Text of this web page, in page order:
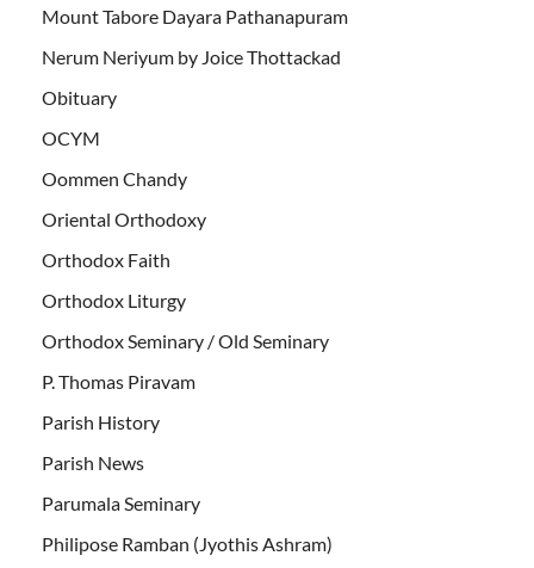
Mount Tabore Dayara Pathanapuram
Nerum Neriyum by Joice Thottackad
Obituary
OCYM
Oommen Chandy
Oriental Orthodoxy
Orthodox Faith
Orthodox Liturgy
Orthodox Seminary / Old Seminary
P. Thomas Piravam
Parish History
Parish News
Parumala Seminary
Philipose Ramban (Jyothis Ashram)